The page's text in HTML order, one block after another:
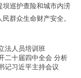
巡护查险和城市内涝
群众生命财产安全。
法人员培训班
二十届四中全会 分析
记习近平主持会议